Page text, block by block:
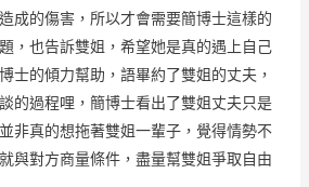
成的傷害，所以才會需要簡博士這樣的
，也告訴雙姐，希望她是真的遇上自己
士的傾力幫助，語畢約了雙姐的丈夫，
的過程哩，簡博士看出了雙姐丈夫只是
非真的想拖著雙姐一輩子，覺得情勢不
與對方商量條件，盡量幫雙姐爭取自由